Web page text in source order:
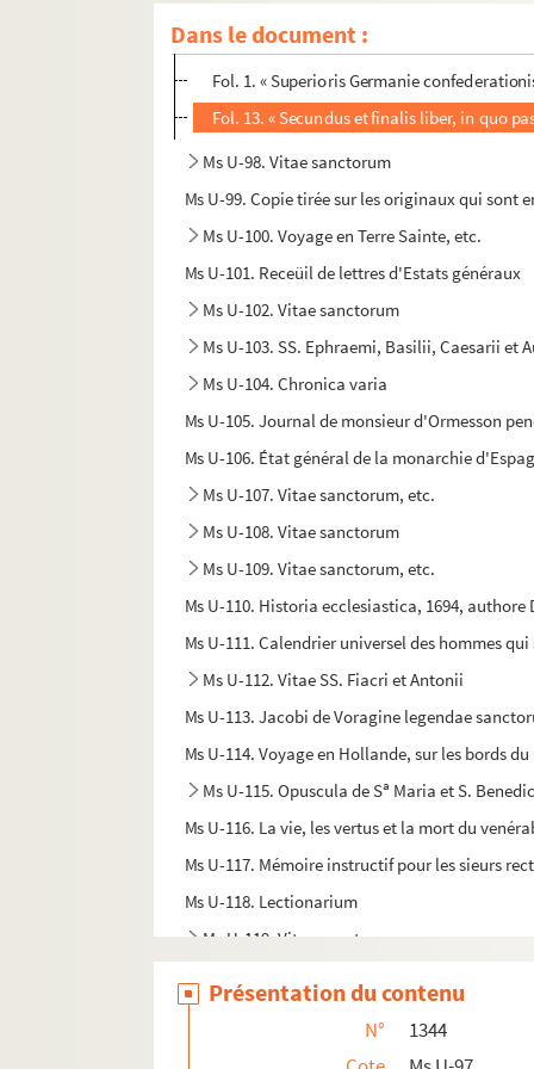
Dans le document :
Fol. 30. « Prefatio ad subsequentia
Fol. 1. « Superioris Germanie
Fol. 13. « Secundus et finalis liber, in quo
Ms U-98. Vitae sanctorum
Ms U-99. Copie tirée sur les originaux qui sont
Ms U-100. Voyage en Terre Sainte, etc.
Ms U-101. Receüil de lettres d'Estats généraux
Ms U-102. Vitae sanctorum
Ms U-103. SS. Ephraemi, Basilii, Caesarii et
Ms U-104. Chronica varia
Ms U-105. Journal de monsieur d'Ormesson
Ms U-106. État général de la monarchie
Ms U-107. Vitae sanctorum, etc.
Ms U-108. Vitae sanctorum
Ms U-109. Vitae sanctorum, etc.
Ms U-110. Historia ecclesiastica, 1694,
Ms U-111. Calendrier universel des hommes
Ms U-112. Vitae SS. Fiacri et Antonii
Ms U-113. Jacobi de Voragine legendae
Ms U-114. Voyage en Hollande, sur les bords
Ms U-115. Opuscula de Sa Maria et S.
Ms U-116. La vie, les vertus et la mort du
Ms U-117. Mémoire instructif pour les sieurs
Ms U-118. Lectionarium
Ms U-119. Vitae sanctorum
Présentation du contenu
N°
1344